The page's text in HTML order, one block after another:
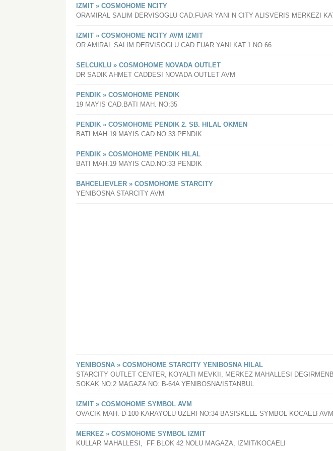
IZMIT » COSMOHOME NCITY
ORAMIRAL SALIM DERVISOGLU CAD.FUAR YANI N CITY ALISVERIS MERKEZI
IZMIT » COSMOHOME NCITY AVM IZMIT
OR AMIRAL SALIM DERVISOGLU CAD FUAR YANI KAT:1 NO:66
SELCUKLU » COSMOHOME NOVADA OUTLET
DR SADIK AHMET CADDESI NOVADA OUTLET AVM
PENDIK » COSMOHOME PENDIK
19 MAYIS CAD.BATI MAH. NO:35
PENDIK » COSMOHOME PENDIK 2. SB. HILAL OKMEN
BATI MAH.19 MAYIS CAD.NO:33 PENDIK
PENDIK » COSMOHOME PENDIK HILAL
BATI MAH.19 MAYIS CAD.NO:33 PENDIK
BAHCELIEVLER » COSMOHOME STARCITY
YENIBOSNA STARCITY AVM
YENIBOSNA » COSMOHOME STARCITY YENIBOSNA HILAL
STARCITY OUTLET CENTER, KOYALTI MEVKII, MERKEZ MAHALLESI
SOKAK NO:2 MAGAZA NO: B-64A YENIBOSNA/ISTANBUL
IZMIT » COSMOHOME SYMBOL AVM
OVACIK MAH. D-100 KARAYOLU UZERI NO:34 BASISKELE SYMBOL KOCAELI
MERKEZ » COSMOHOME SYMBOL IZMIT
KULLAR MAHALLESI, FF BLOK 42 NOLU MAGAZA, IZMIT/KOCAELI